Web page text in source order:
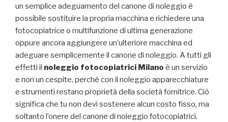
un semplice adeguamento del canone di noleggio è
possibile sostituire la propria macchina e richiedere una
fotocopiatrice o multifunzione di ultima generazione
oppure ancora aggiungere un’ulteriore macchina ed
adeguare semplicemente il canone di noleggio. A tutti gli
effetti il noleggio fotocopiatrici Milano è un servizio
e non un cespite, perché con il noleggio apparecchiature
e strumenti restano proprietà della società fornitrice. Ciò
significa che tu non devi sostenere alcun costo fisso, ma
soltanto l’onere del canone di noleggio fotocopiatrici,